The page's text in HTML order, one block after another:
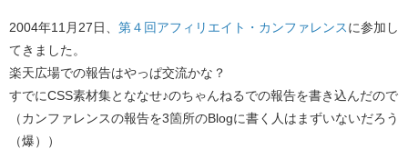
2004年11月27日、 第４回アフィリエイト・カンファレンスに参加し
てきました。
楽天広場での報告はやっぱ交流かな？
すでにCSS素材集とななせ♪のちゃんねるでの報告を書き込んだので
（カンファレンスの報告を3箇所のBlogに書く人はまずいないだろう
（爆））